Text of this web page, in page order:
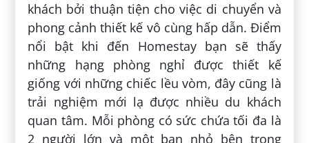
khách bởi thuận tiện cho việc di chuyển và
phong cảnh thiết kế vô cùng hấp dẫn. Điểm
nổi bật khi đến Homestay bạn sẽ thấy
những hạng phòng nghỉ được thiết kế
giống với những chiếc lều vòm, đây cũng là
trải nghiệm mới lạ được nhiều du khách
quan tâm. Mỗi phòng có sức chứa tối đa là
2 người lớn và một bạn nhỏ bên trong